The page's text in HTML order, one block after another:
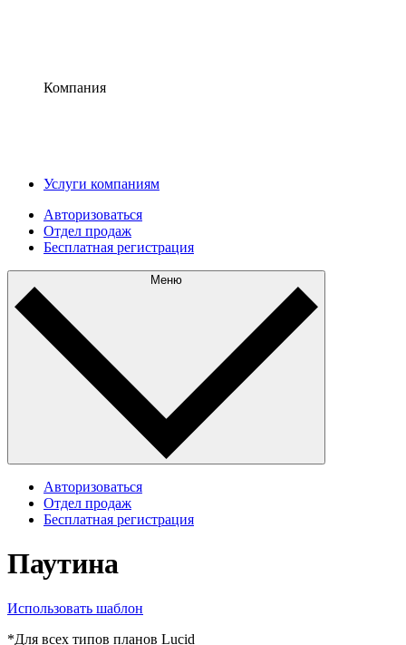
Компания
Услуги компаниям
Авторизоваться
Отдел продаж
Бесплатная регистрация
Меню
Авторизоваться
Отдел продаж
Бесплатная регистрация
Паутина
Использовать шаблон
*Для всех типов планов Lucid